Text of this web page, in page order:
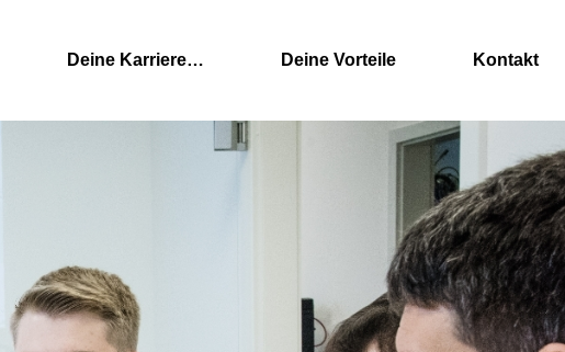
Deine Karriere… Deine Vorteile Kontakt